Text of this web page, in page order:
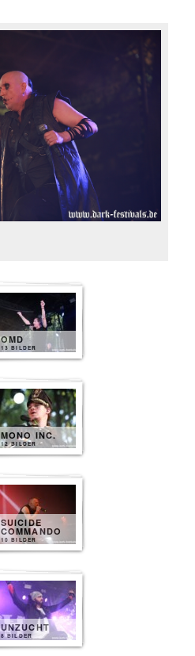
OMD
13 BILDER
MONO INC.
12 BILDER
SUICIDE
COMMANDO
10 BILDER
UNZUCHT
8 BILDER